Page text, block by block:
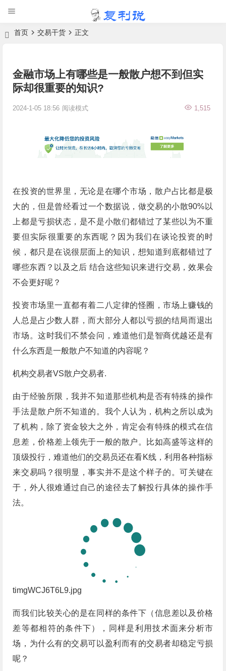
首页 交易干货 正文
金融市场上有哪些是一般散户想不到但实
际却很重要的知识?
2024-1-05 18:56 1,515
阅读模式
在投资的世界里，无论是在哪个市场，散户占比都是极
大的，但是曾经看过一个数据说，做交易的小散90%以
上都是亏损状态，是不是小散们都错过了某些以为不重
要但实际很重要的东西呢？因为我们在谈论投资的时
候，都只是在说很层面上的知识，想知道到底都错过了
哪些东西？以及之后 结合这些知识来进行交易，效果会
不会更好呢？
投资市场里一直都有着二八定律的怪圈，市场上赚钱的
人总是占少数人群，而大部分人都以亏损的结局而退出
市场。这时我们不禁会问，难道他们是智商优越还是有
什么东西是一般散户不知道的内容呢？
机构交易者VS散户交易者.
由于经验所限，我并不知道那些机构是否有特殊的操作
手法是散户所不知道的。我个人认为，机构之所以成为
了机构，除了资金较大之外，肯定会有特殊的模式在信
息差，价格差上领先于一般的散户。比如高盛等这样的
顶级投行，难道他们的交易员还在看K线，利用各种指标
来交易吗？很明显，事实并不是这个样子的。可关键在
于，外人很难通过自己的途径去了解投行具体的操作手
法。
timgWCJ6T6L9.jpg
而我们比较关心的是在同样的条件下（信息差以及价格
差等都相符的条件下），同样是利用技术面来分析市
场，为什么有的交易可以盈利而有的交易者却稳定亏损
呢？